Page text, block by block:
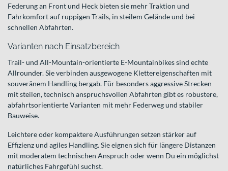
Federung an Front und Heck bieten sie mehr Traktion und
Fahrkomfort auf ruppigen Trails, in steilem Gelände und bei
schnellen Abfahrten.
Varianten nach Einsatzbereich
Trail- und All-Mountain-orientierte E-Mountainbikes sind echte
Allrounder. Sie verbinden ausgewogene Klettereigenschaften mit
souveränem Handling bergab. Für besonders aggressive Strecken
mit steilen, technisch anspruchsvollen Abfahrten gibt es robustere,
abfahrtsorientierte Varianten mit mehr Federweg und stabiler
Bauweise.
Leichtere oder kompaktere Ausführungen setzen stärker auf
Effizienz und agiles Handling. Sie eignen sich für längere Distanzen
mit moderatem technischen Anspruch oder wenn Du ein möglichst
natürliches Fahrgefühl suchst.